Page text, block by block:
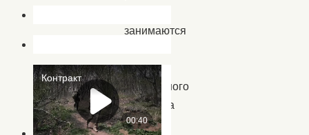
занимаются
кружке
прикладного
искусства
«Город